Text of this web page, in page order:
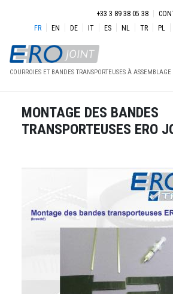
Menu
+33 3 89 38 05 38
FR
EN DE IT ES NL TR PL
COURROIES ET BANDES TRANSPORTEUSES À
MONTAGE DES BANDES
TRANSPORTEUSES ERO